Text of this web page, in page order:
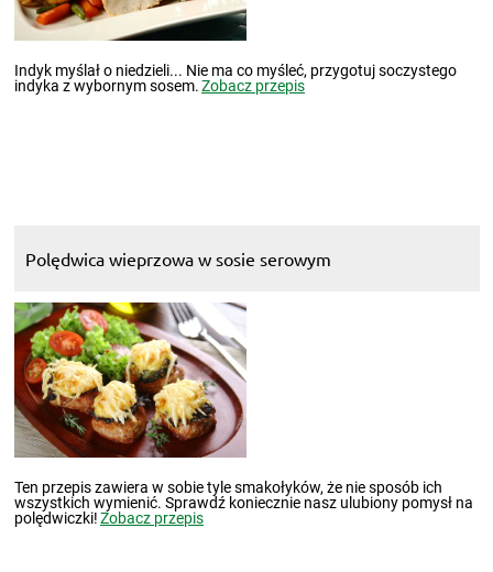
Indyk myślał o niedzieli... Nie ma co myśleć, przygotuj soczystego
indyka z wybornym sosem.Zobacz przepis
Polędwica wieprzowa w sosie serowym
Ten przepis zawiera w sobie tyle smakołyków, że nie sposób ich
wszystkich wymienić. Sprawdź koniecznie nasz ulubiony pomysł na
polędwiczki!Zobacz przepis